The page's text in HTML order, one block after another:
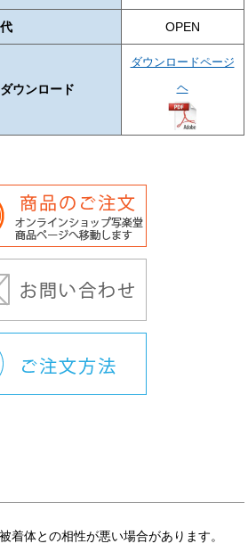
OPEN
ウンロード
ダウンロードページ
ヘ
着体との相性が悪い場合があります。